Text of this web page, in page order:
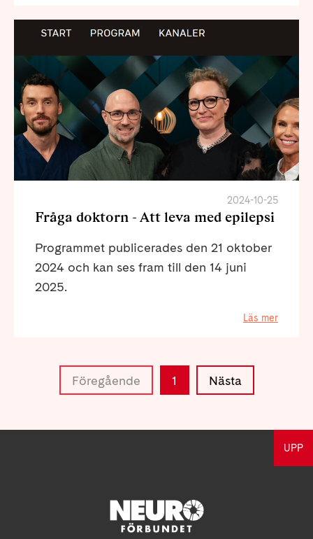
2024-10-25
Fråga doktorn - Att leva med epilepsi
Programmet publicerades den 21 oktober
2024 och kan ses fram till den 14 juni
2025.
Läs mer
Föregående 1 Nästa
UPP